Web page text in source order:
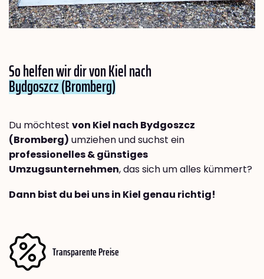
So helfen wir dir von Kiel nach
Bydgoszcz (Bromberg)
Du möchtest von Kiel nach Bydgoszcz
(Bromberg) umziehen und suchst ein
professionelles & günstiges
Umzugsunternehmen, das sich um alles kümmert?
Dann bist du bei uns in Kiel genau richtig!
Transparente Preise